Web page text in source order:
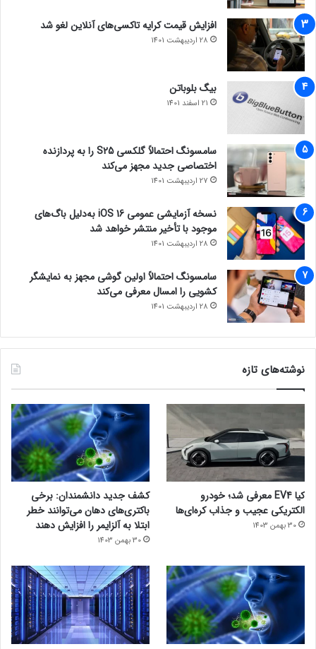
افزایش قیمت کرایه تاکسی‌های آنلاین لغو شد
28 اردیبهشت 1401
بیگ بلوباتن
21 اسفند 1401
سامسونگ احتمالاً گلکسی S25 را به پردازنده
اختصاصی جدید مجهز می‌کند
27 اردیبهشت 1401
نسخه آزمایشی عمومی iOS 16 به‌دلیل باگ‌های
موجود با تأخیر منتشر خواهد شد
28 اردیبهشت 1401
سامسونگ احتمالاً اولین گوشی مجهز به نمایشگر
کشویی را امسال معرفی می‌کند
28 اردیبهشت 1401
نوشته‌های تازه
کیا EV4 معرفی شد؛ خودرو
الکتریکی عجیب و جذاب کره‌ای‌ها
30 بهمن 1403
کشف جدید دانشمندان: برخی
باکتری‌های دهان می‌توانند خطر
ابتلا به آلزایمر را افزایش دهند
30 بهمن 1403